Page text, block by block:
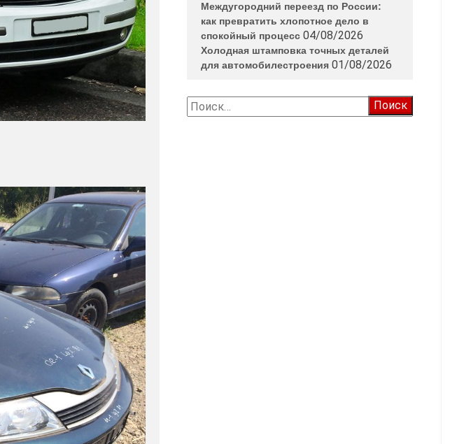
Междугородний переезд по России:
как превратить хлопотное дело в
спокойный процесс 04/08/2026
Холодная штамповка точных деталей
для автомобилестроения 01/08/2026
Найти: